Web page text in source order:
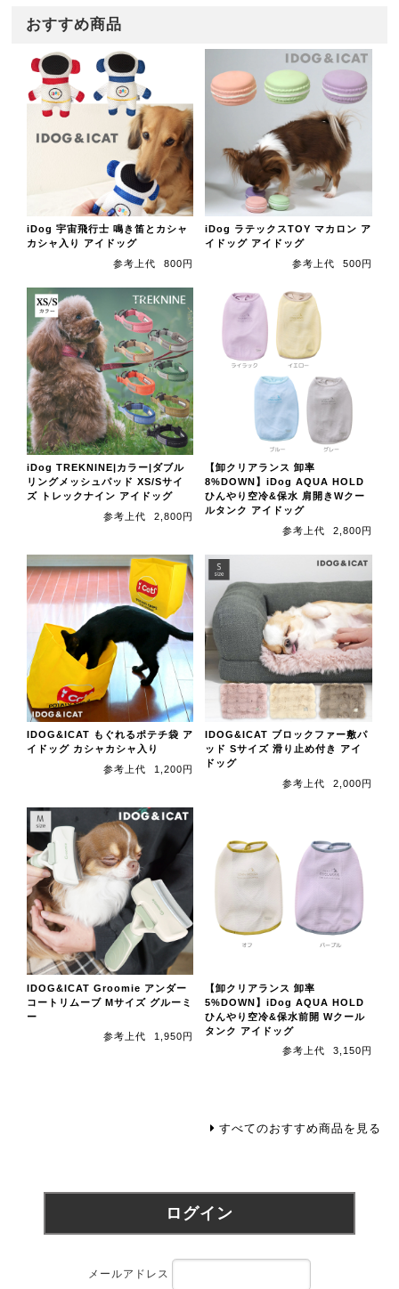
おすすめ商品
iDog 宇宙飛行士 鳴き笛とカシャ
カシャ入り アイドッグ
参考上代
800円
iDog ラテックスTOY マカロン ア
イドッグ アイドッグ
参考上代
500円
iDog TREKNINE|カラー|ダブル
リングメッシュパッド XS/Sサイ
ズ トレックナイン アイドッグ
参考上代
2,800円
【卸クリアランス 卸率
8%DOWN】iDog AQUA HOLD
ひんやり空冷&保水 肩開きWクー
ルタンク アイドッグ
参考上代
2,800円
IDOG&ICAT もぐれるポテチ袋 ア
イドッグ カシャカシャ入り
参考上代
1,200円
IDOG&ICAT ブロックファー敷パ
ッド Sサイズ 滑り止め付き アイ
ドッグ
参考上代
2,000円
IDOG&ICAT Groomie アンダー
コートリムーブ Mサイズ グルーミ
ー
参考上代
1,950円
【卸クリアランス 卸率
5%DOWN】iDog AQUA HOLD
ひんやり空冷&保水前開 Wクール
タンク アイドッグ
参考上代
3,150円
すべてのおすすめ商品を見る
ログイン
メールアドレス